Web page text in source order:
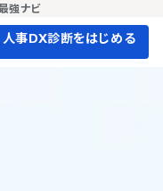
強ナビ
人事DX診断をはじめる